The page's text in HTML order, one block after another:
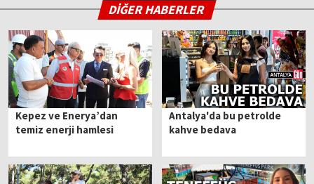
DİĞER HABERLER
Kepez ve Enerya’dan
temiz enerji hamlesi
Antalya'da bu petrolde
kahve bedava